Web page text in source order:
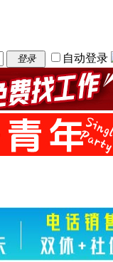
登录 自动登录